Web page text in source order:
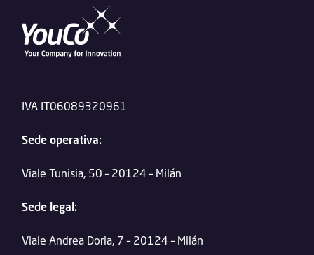
IVA IT06089320961
Sede operativa:
Viale Tunisia, 50 – 20124 – Milán
Sede legal:
Viale Andrea Doria, 7 – 20124 – Milán